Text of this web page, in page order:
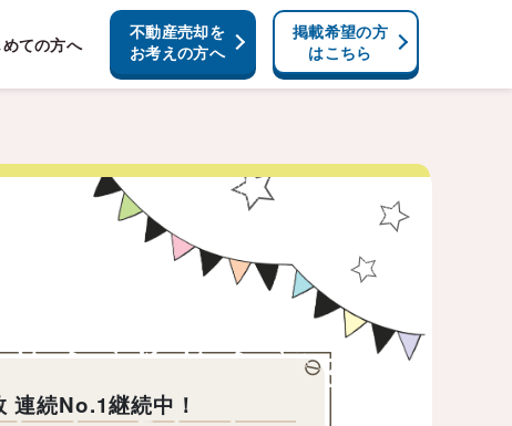
ての方へ
不動産売却を
お考えの方へ
掲載希望の方
はこちら
連続No.1継続中！